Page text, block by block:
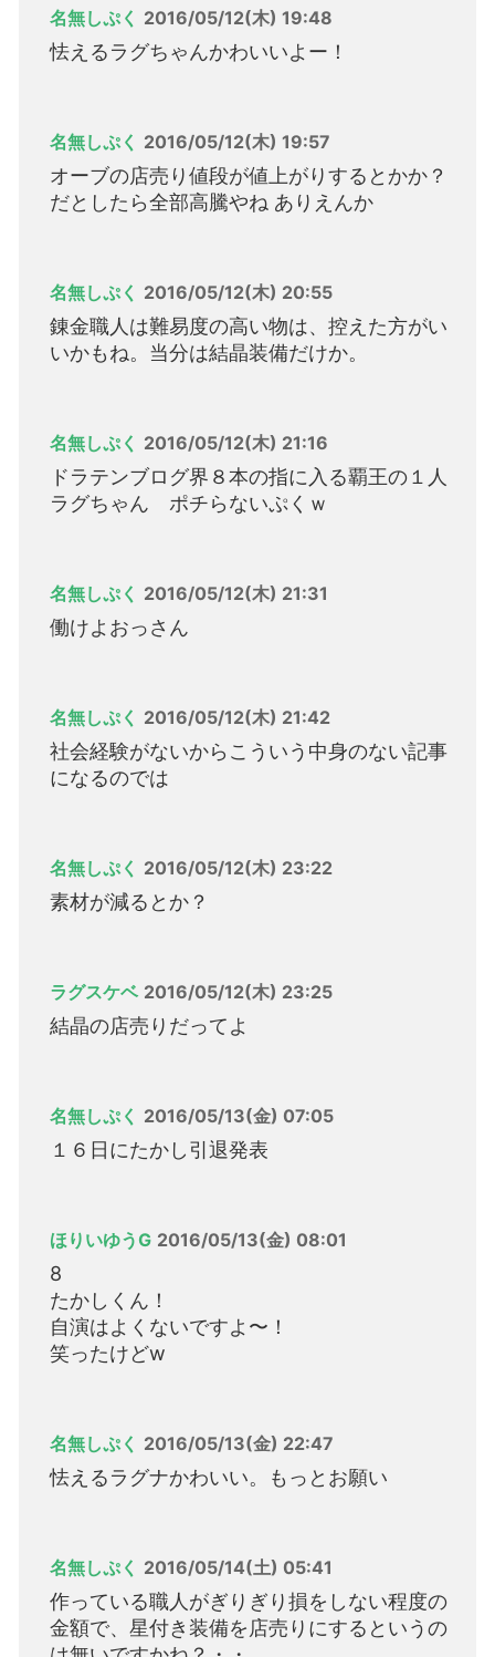
名無しぷく 2016/05/12(木) 19:48
怯えるラグちゃんかわいいよー！
名無しぷく 2016/05/12(木) 19:57
オーブの店売り値段が値上がりするとかか？
だとしたら全部高騰やね ありえんか
名無しぷく 2016/05/12(木) 20:55
錬金職人は難易度の高い物は、控えた方がい
いかもね。当分は結晶装備だけか。
名無しぷく 2016/05/12(木) 21:16
ドラテンブログ界８本の指に入る覇王の１人
ラグちゃん ポチらないぷくｗ
名無しぷく 2016/05/12(木) 21:31
働けよおっさん
名無しぷく 2016/05/12(木) 21:42
社会経験がないからこういう中身のない記事
になるのでは
名無しぷく 2016/05/12(木) 23:22
素材が減るとか？
ラグスケベ 2016/05/12(木) 23:25
結晶の店売りだってよ
名無しぷく 2016/05/13(金) 07:05
１６日にたかし引退発表
ほりいゆうG 2016/05/13(金) 08:01
8
たかしくん！
自演はよくないですよ〜！
笑ったけどw
名無しぷく 2016/05/13(金) 22:47
怯えるラグナかわいい。もっとお願い
名無しぷく 2016/05/14(土) 05:41
作っている職人がぎりぎり損をしない程度の
金額で、星付き装備を店売りにするというの